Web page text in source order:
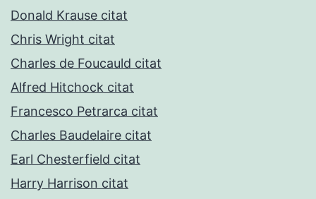
Donald Krause citat
Chris Wright citat
Charles de Foucauld citat
Alfred Hitchock citat
Francesco Petrarca citat
Charles Baudelaire citat
Earl Chesterfield citat
Harry Harrison citat